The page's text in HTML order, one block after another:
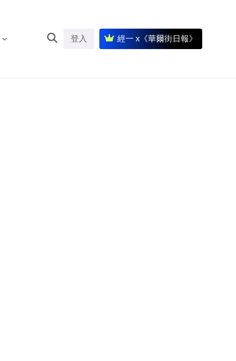
登入 經一 x《華爾街日報》